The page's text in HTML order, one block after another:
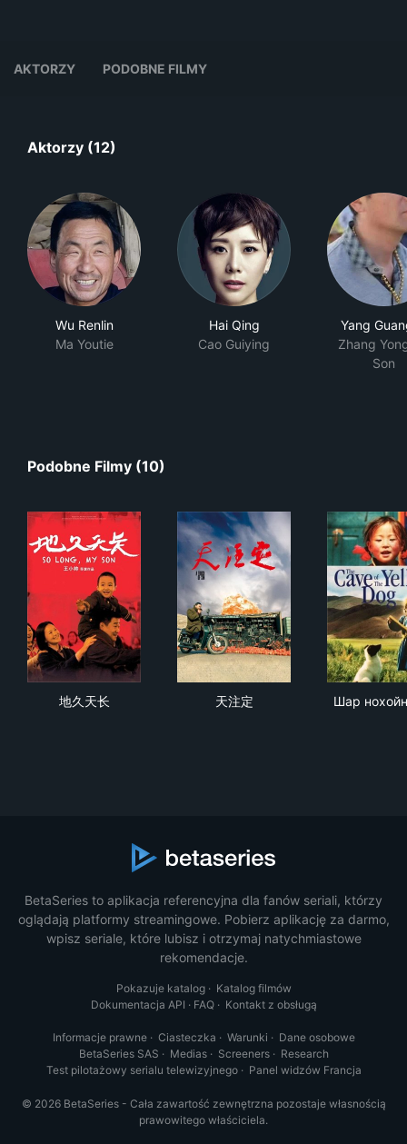
AKTORZY PODOBNE FILMY
Aktorzy (12)
Wu Renlin
Ma Youtie
Hai Qing
Cao Guiying
Yang
Zhang
Son
Podobne Filmy (10)
地久天长 天注定 Шар
BetaSeries to aplikacja referencyjna dla fanów seriali, którzy
oglądają platformy streamingowe. Pobierz aplikację za darmo,
wpisz seriale, które lubisz i otrzymaj natychmiastowe
rekomendacje.
Pokazuje katalog· Katalog filmów
Dokumentacja API · FAQ· Kontakt z obsługą
Informacje prawne· Ciasteczka · Warunki · Dane osobowe
BetaSeries SAS · Medias· Screeners· Research
Test pilotażowy serialu telewizyjnego· Panel widzów Francja
© 2026 BetaSeries - Cała zawartość zewnętrzna pozostaje własnością
prawowitego właściciela.